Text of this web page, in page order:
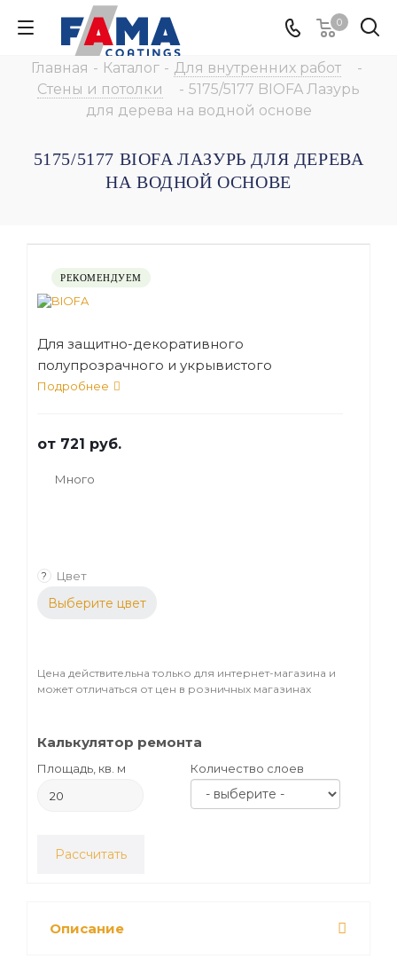
0
Главная - Каталог - Для внутренних работ
-
Стены и потолки
- 5175/5177 BIOFA Лазурь
для дерева на водной основе
5175/5177 BIOFA ЛАЗУРЬ ДЛЯ ДЕРЕВА
НА ВОДНОЙ ОСНОВЕ
РЕКОМЕНДУЕМ
Для защитно-декоративного
полупрозрачного и укрывистого
окрашивания стен и потолка внутри
Подробнее
от 721 руб.
Много
? Цвет
Выберите цвет
Цена действительна только для интернет-магазина и
может отличаться от цен в розничных магазинах
Калькулятор ремонта
Площадь, кв. м Количество слоев
Рассчитать
Описание